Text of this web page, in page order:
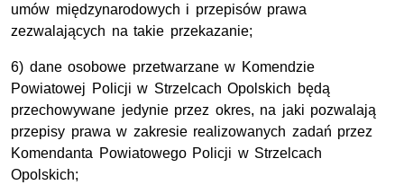
umów międzynarodowych i przepisów prawa
zezwalających na takie przekazanie;
6) dane osobowe przetwarzane w Komendzie
Powiatowej Policji w Strzelcach Opolskich będą
przechowywane jedynie przez okres, na jaki pozwalają
przepisy prawa w zakresie realizowanych zadań przez
Komendanta Powiatowego Policji w Strzelcach
Opolskich;